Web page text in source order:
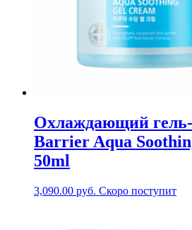
Охлаждающий
Barrier Aqua
50ml
3,090.00 руб. Скоро поступит